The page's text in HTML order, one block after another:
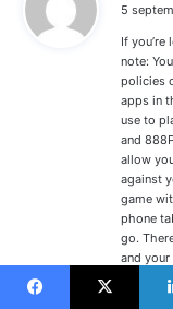
5
If
note:
policies
apps in
use to
and
allow
against
game
phone
go.
and
more
http://